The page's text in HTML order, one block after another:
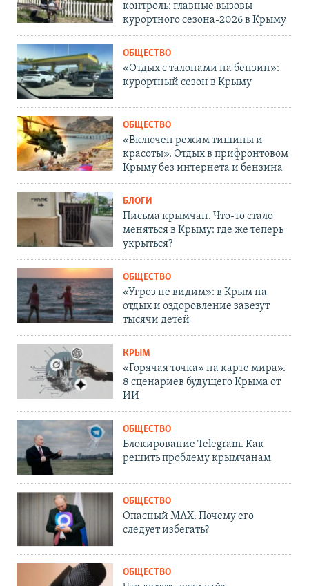
контроль: главные вызовы
курортного сезона-2026 в Крыму
ОБЩЕСТВО
«Отдых с талонами на бензин»:
курортный сезон в Крыму
ОБЩЕСТВО
«Включен режим тишины и
красоты». Отдых в прифронтовом
Крыму без интернета и бензина
БЛОГИ
Письма крымчан. Что-то стало
меняться в Крыму: где же теперь
укрыться?
ОБЩЕСТВО
«Угроз не видим»: в Крым на
отдых и оздоровление завезут
тысячи детей
КРЫМ
«Горячая точка» на карте мира».
8 сценариев будущего Крыма от
ИИ
ОБЩЕСТВО
Блокирование Telegram. Как
решить проблему крымчанам
ОБЩЕСТВО
Опасный MAX. Почему его
следует избегать?
ОБЩЕСТВО